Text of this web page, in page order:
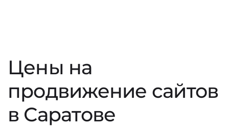
Цены на
продвижение сайтов
в Саратове